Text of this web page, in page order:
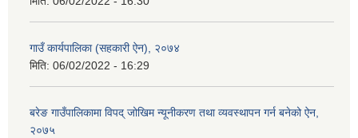
गाउँ कार्यपालिका (सहकारी ऐन), २०७४
मिति: 06/02/2022 - 16:29
बरेङ गाउँपालिकामा विपद् जोखिम न्यूनीकरण तथा व्यवस्थापन गर्न बनेको ऐन,
२०७५